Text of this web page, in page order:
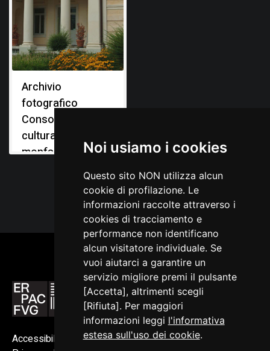
Noi usiamo i cookies
Questo sito NON utilizza alcun
cookie di profilazione. Le
informazioni raccolte attraverso i
cookies di tracciamento e
performance non identificano
alcun visitatore individuale. Se
vuoi aiutarci a garantire un
servizio migliore premi il pulsante
[Accetta], altrimenti scegli
[Rifiuta]. Per maggiori
informazioni leggi l'informativa
estesa sull'uso dei cookie.
Archivio
fotografico
Consorzio
culturale del
monfalconese
Accessibilità